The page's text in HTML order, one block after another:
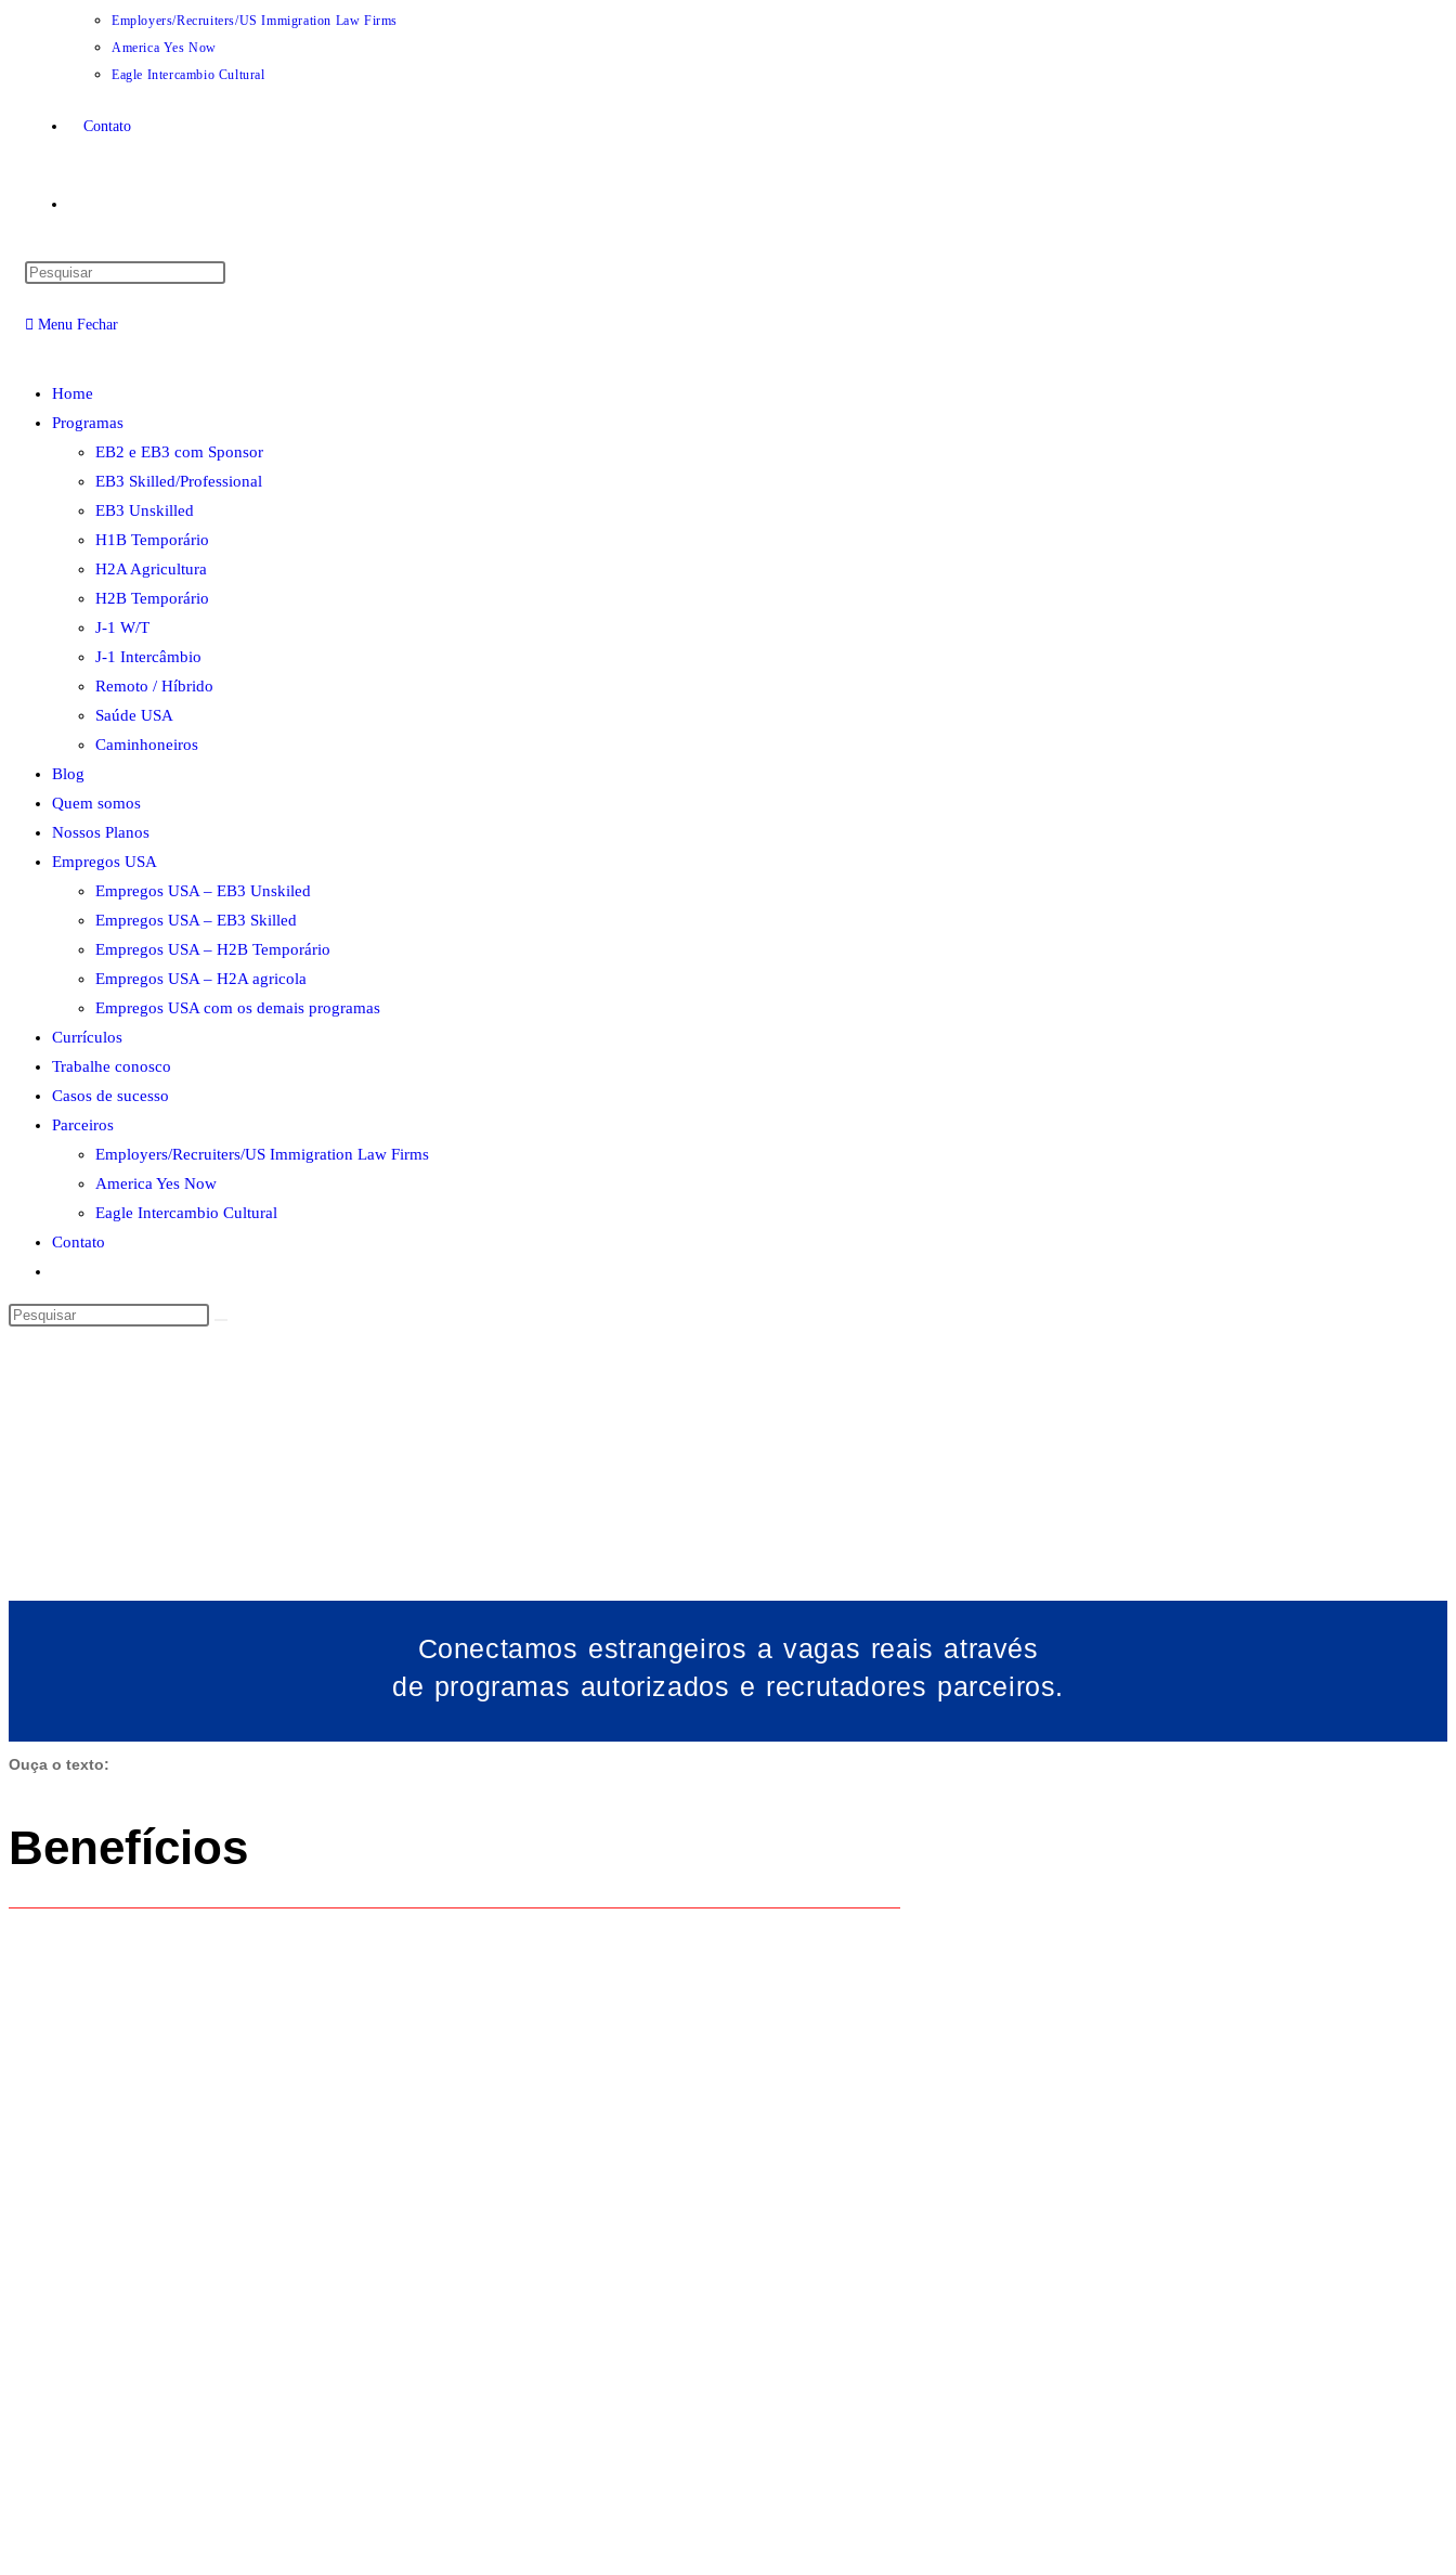
Employers/Recruiters/US Immigration Law Firms
America Yes Now
Eagle Intercambio Cultural
Contato
pesquisa
painel
de
Menu Fechar
Home
Programas
EB2 e EB3 com Sponsor
EB3 Skilled/Professional
EB3 Unskilled
H1B Temporário
H2A Agricultura
H2B Temporário
J-1 W/T
J-1 Intercâmbio
Remoto / Híbrido
Saúde USA
Caminhoneiros
Blog
Quem somos
Nossos Planos
Empregos USA
Empregos USA – EB3 Unskiled
Empregos USA – EB3 Skilled
Empregos USA – H2B Temporário
Empregos USA – H2A agricola
Empregos USA com os demais programas
Currículos
Trabalhe conosco
Casos de sucesso
Parceiros
Employers/Recruiters/US Immigration Law Firms
America Yes Now
Eagle Intercambio Cultural
Contato
do
Pesquisar
Conectamos estrangeiros a vagas reais através
de programas autorizados e recrutadores parceiros.
Ouça o texto:
Benefícios